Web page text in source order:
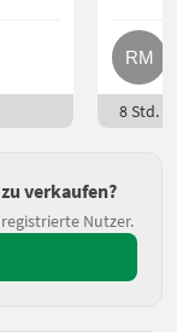
8 Std.
verkaufen?
Nutzer.